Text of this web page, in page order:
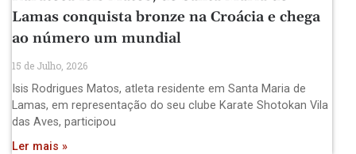
Lamas conquista bronze na Croácia e chega
ao número um mundial
15 de Julho, 2026
Isis Rodrigues Matos, atleta residente em Santa Maria de
Lamas, em representação do seu clube Karate Shotokan Vila
das Aves, participou
Ler mais »